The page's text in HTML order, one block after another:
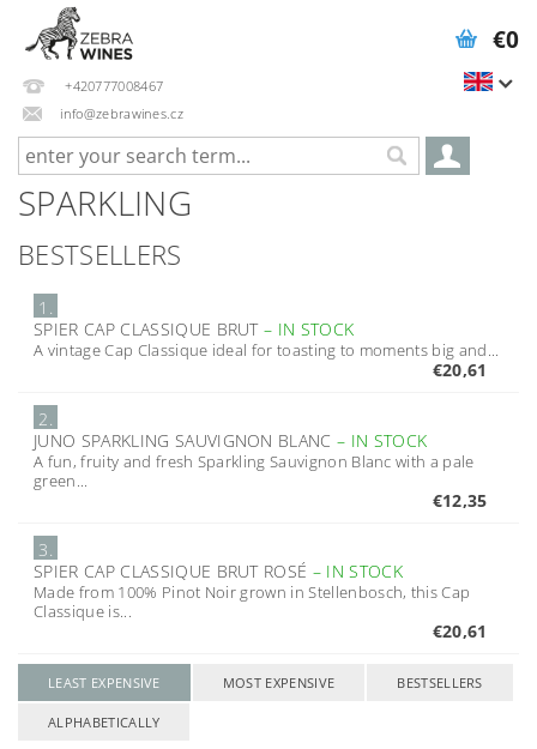
+420777008467
info@zebrawines.cz
€0
SPARKLING
BESTSELLERS
1.
SPIER CAP CLASSIQUE BRUT– IN STOCK
A vintage Cap Classique ideal for toasting to moments big and...
€20,61
2.
JUNO SPARKLING SAUVIGNON BLANC– IN STOCK
A fun, fruity and fresh Sparkling Sauvignon Blanc with a pale
green...
€12,35
3.
SPIER CAP CLASSIQUE BRUT ROSÉ – IN STOCK
Made from 100% Pinot Noir grown in Stellenbosch, this Cap
Classique is...
€20,61
LEAST EXPENSIVE MOST EXPENSIVE BESTSELLERS
ALPHABETICALLY